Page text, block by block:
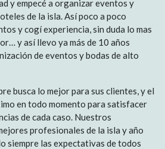
y empecé a organizar eventos y
de la isla. Así poco a poco
y cogí experiencia, sin duda lo mas
y así llevo ya más de 10 años
de eventos y bodas de alto
busca lo mejor para sus clientes, y el
en todo momento para satisfacer
de cada caso. Nuestros
profesionales de la isla y año
siempre las expectativas de todos